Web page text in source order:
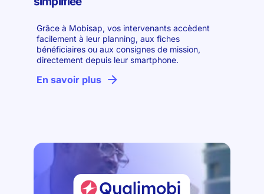
Grâce à Mobisap, vos intervenants accèdent
facilement à leur planning, aux fiches
bénéficiaires ou aux consignes de mission,
directement depuis leur smartphone.
En savoir plus